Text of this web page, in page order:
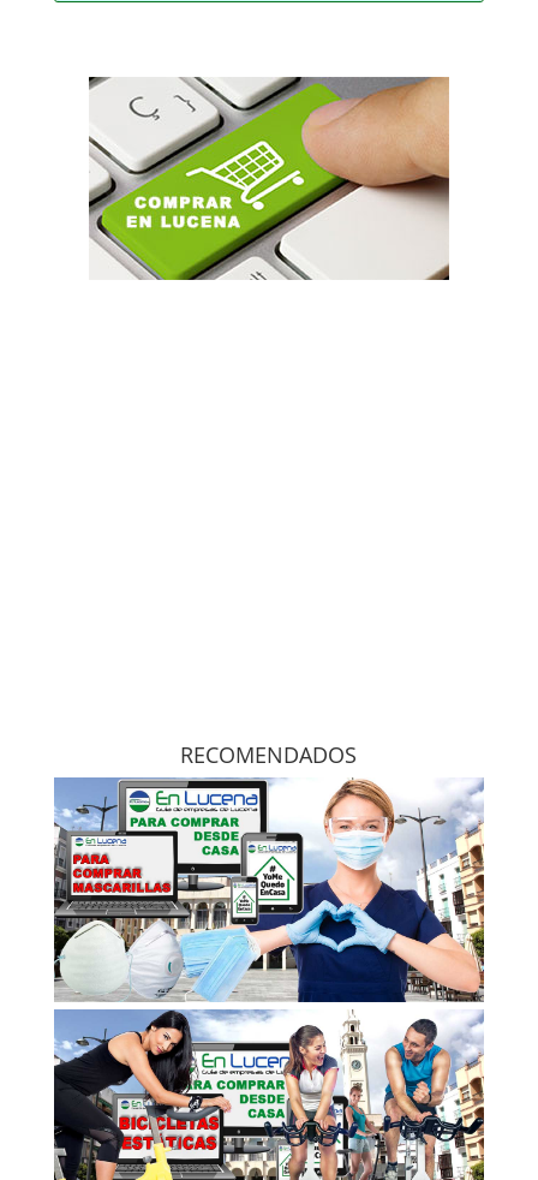
RECOMENDADOS